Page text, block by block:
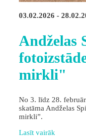
03.02.2026 -
Andželas
mirkli"
No 3. līdz 28.
skatāma Andželas
mirkli”.
Lasīt vairāk